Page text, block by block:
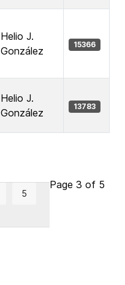
Helio J.
González
15366
Helio J.
González
13783
Page 3 of 5
5